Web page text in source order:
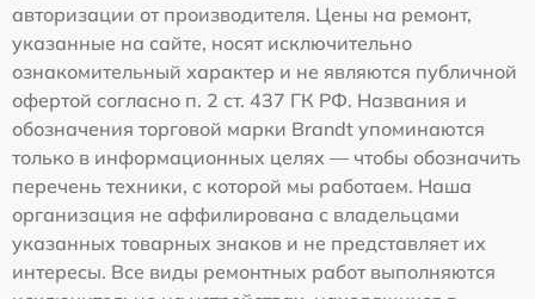
авторизации от производителя. Цены на ремонт,
указанные на сайте, носят исключительно
ознакомительный характер и не являются публичной
офертой согласно п. 2 ст. 437 ГК РФ. Названия и
обозначения торговой марки Brandt упоминаются
только в информационных целях — чтобы обозначить
перечень техники, с которой мы работаем. Наша
организация не аффилирована с владельцами
указанных товарных знаков и не представляет их
интересы. Все виды ремонтных работ выполняются